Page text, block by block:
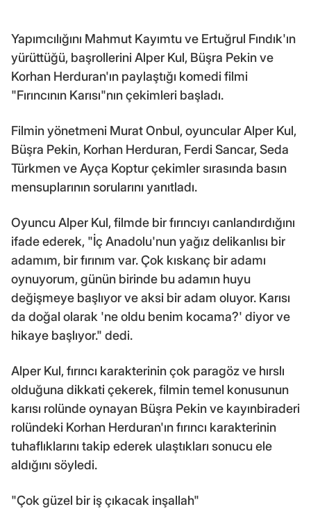
Yapımcılığını Mahmut Kayımtu ve Ertuğrul Fındık'ın
yürüttüğü, başrollerini Alper Kul, Büşra Pekin ve
Korhan Herduran'ın paylaştığı komedi filmi
"Fırıncının Karısı"nın çekimleri başladı.
Filmin yönetmeni Murat Onbul, oyuncular Alper Kul,
Büşra Pekin, Korhan Herduran, Ferdi Sancar, Seda
Türkmen ve Ayça Koptur çekimler sırasında basın
mensuplarının sorularını yanıtladı.
Oyuncu Alper Kul, filmde bir fırıncıyı canlandırdığını
ifade ederek, "İç Anadolu'nun yağız delikanlısı bir
adamım, bir fırınım var. Çok kıskanç bir adamı
oynuyorum, günün birinde bu adamın huyu
değişmeye başlıyor ve aksi bir adam oluyor. Karısı
da doğal olarak 'ne oldu benim kocama?' diyor ve
hikaye başlıyor." dedi.
Alper Kul, fırıncı karakterinin çok paragöz ve hırslı
olduğuna dikkati çekerek, filmin temel konusunun
karısı rolünde oynayan Büşra Pekin ve kayınbiraderi
rolündeki Korhan Herduran'ın fırıncı karakterinin
tuhaflıklarını takip ederek ulaştıkları sonucu ele
aldığını söyledi.
"Çok güzel bir iş çıkacak inşallah"